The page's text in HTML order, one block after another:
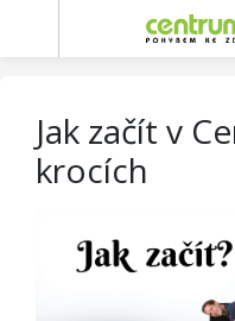
Jak začít v
krocích